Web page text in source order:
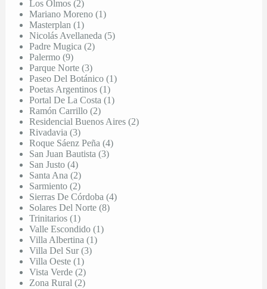
Los Olmos (2)
Mariano Moreno (1)
Masterplan (1)
Nicolás Avellaneda (5)
Padre Mugica (2)
Palermo (9)
Parque Norte (3)
Paseo Del Botánico (1)
Poetas Argentinos (1)
Portal De La Costa (1)
Ramón Carrillo (2)
Residencial Buenos Aires (2)
Rivadavia (3)
Roque Sáenz Peña (4)
San Juan Bautista (3)
San Justo (4)
Santa Ana (2)
Sarmiento (2)
Sierras De Córdoba (4)
Solares Del Norte (8)
Trinitarios (1)
Valle Escondido (1)
Villa Albertina (1)
Villa Del Sur (3)
Villa Oeste (1)
Vista Verde (2)
Zona Rural (2)